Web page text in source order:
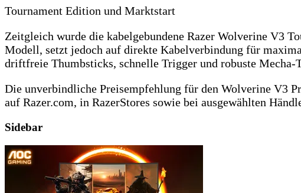
Tournament Edition und Marktstart
Zeitgleich wurde die kabelgebundene Razer Wolverine V3
Modell, setzt jedoch auf direkte Kabelverbindung für
driftfreie Thumbsticks, schnelle Trigger und robuste
Die unverbindliche Preisempfehlung für den Wolverine V3
auf Razer.com, in RazerStores sowie bei ausgewählten
Sidebar